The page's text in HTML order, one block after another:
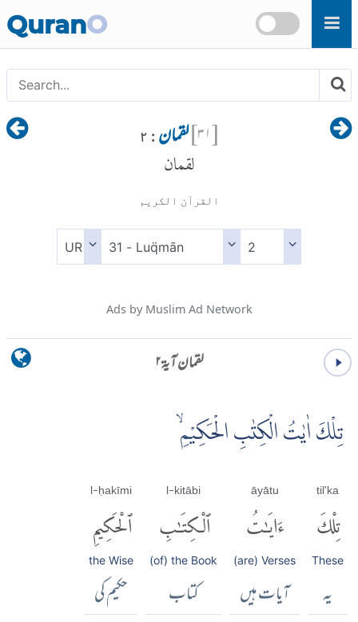
Skip to main content
QuranO
[۳۱]لقمان : ۲
لقمان
القرآن الكريم
Ads by Muslim Ad Network
لقمان آية ۲
تِلْكَ اٰيٰتُ الْكِتٰبِ الْحَكِيْمِۙ
til'ka
تِلْكَ
These
یہ
āyātu
ءَايَٰتُ
(are) Verses
آیات ہیں
l-kitābi
ٱلْكِتَٰبِ
(of) the Book
کتاب
l-ḥakīmi
ٱلْحَكِيمِ
the Wise
حکیم کی